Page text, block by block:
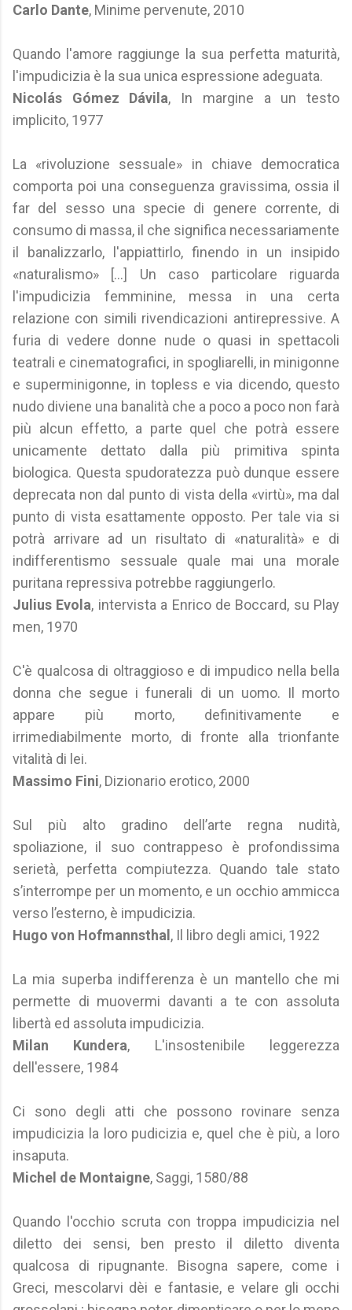
Carlo Dante, Minime pervenute, 2010
Quando l'amore raggiunge la sua perfetta maturità,
l'impudicizia è la sua unica espressione adeguata.
Nicolás Gómez Dávila, In margine a un testo
implicito, 1977
La «rivoluzione sessuale» in chiave democratica
comporta poi una conseguenza gravissima, ossia il
far del sesso una specie di genere corrente, di
consumo di massa, il che significa necessariamente
il banalizzarlo, l'appiattirlo, finendo in un insipido
«naturalismo» [...] Un caso particolare riguarda
l'impudicizia femminine, messa in una certa
relazione con simili rivendicazioni antirepressive. A
furia di vedere donne nude o quasi in spettacoli
teatrali e cinematografici, in spogliarelli, in minigonne
e superminigonne, in topless e via dicendo, questo
nudo diviene una banalità che a poco a poco non farà
più alcun effetto, a parte quel che potrà essere
unicamente dettato dalla più primitiva spinta
biologica. Questa spudoratezza può dunque essere
deprecata non dal punto di vista della «virtù», ma dal
punto di vista esattamente opposto. Per tale via si
potrà arrivare ad un risultato di «naturalità» e di
indifferentismo sessuale quale mai una morale
puritana repressiva potrebbe raggiungerlo.
Julius Evola, intervista a Enrico de Boccard, su Play
men, 1970
C'è qualcosa di oltraggioso e di impudico nella bella
donna che segue i funerali di un uomo. Il morto
appare più morto, definitivamente e
irrimediabilmente morto, di fronte alla trionfante
vitalità di lei.
Massimo Fini, Dizionario erotico, 2000
Sul più alto gradino dell’arte regna nudità,
spoliazione, il suo contrappeso è profondissima
serietà, perfetta compiutezza. Quando tale stato
s’interrompe per un momento, e un occhio ammicca
verso l’esterno, è impudicizia.
Hugo von Hofmannsthal , Il libro degli amici, 1922
La mia superba indifferenza è un mantello che mi
permette di muovermi davanti a te con assoluta
libertà ed assoluta impudicizia.
Milan Kundera, L'insostenibile leggerezza
dell'essere, 1984
Ci sono degli atti che possono rovinare senza
impudicizia la loro pudicizia e, quel che è più, a loro
insaputa.
Michel de Montaigne, Saggi, 1580/88
Quando l'occhio scruta con troppa impudicizia nel
diletto dei sensi, ben presto il diletto diventa
qualcosa di ripugnante. Bisogna sapere, come i
Greci, mescolarvi dèi e fantasie, e velare gli occhi